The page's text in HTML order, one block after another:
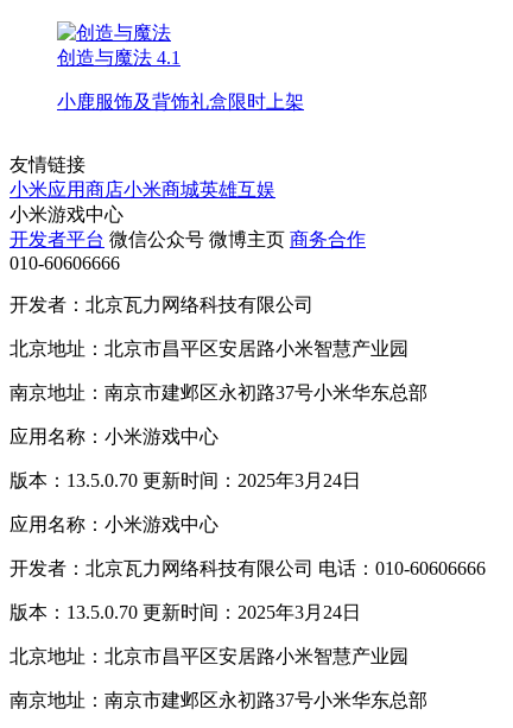
创造与魔法 4.1
小鹿服饰及背饰礼盒限时上架
友情链接
小米应用商店小米商城英雄互娱
小米游戏中心
开发者平台 微信公众号 微博主页 商务合作
010-60606666
开发者：北京瓦力网络科技有限公司
北京地址：北京市昌平区安居路小米智慧产业园
南京地址：南京市建邺区永初路37号小米华东总部
应用名称：小米游戏中心
版本：13.5.0.70 更新时间：2025年3月24日
应用名称：小米游戏中心
开发者：北京瓦力网络科技有限公司 电话：010-60606666
版本：13.5.0.70 更新时间：2025年3月24日
北京地址：北京市昌平区安居路小米智慧产业园
南京地址：南京市建邺区永初路37号小米华东总部